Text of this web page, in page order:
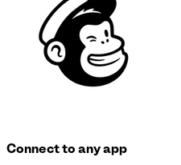
Connect to any app